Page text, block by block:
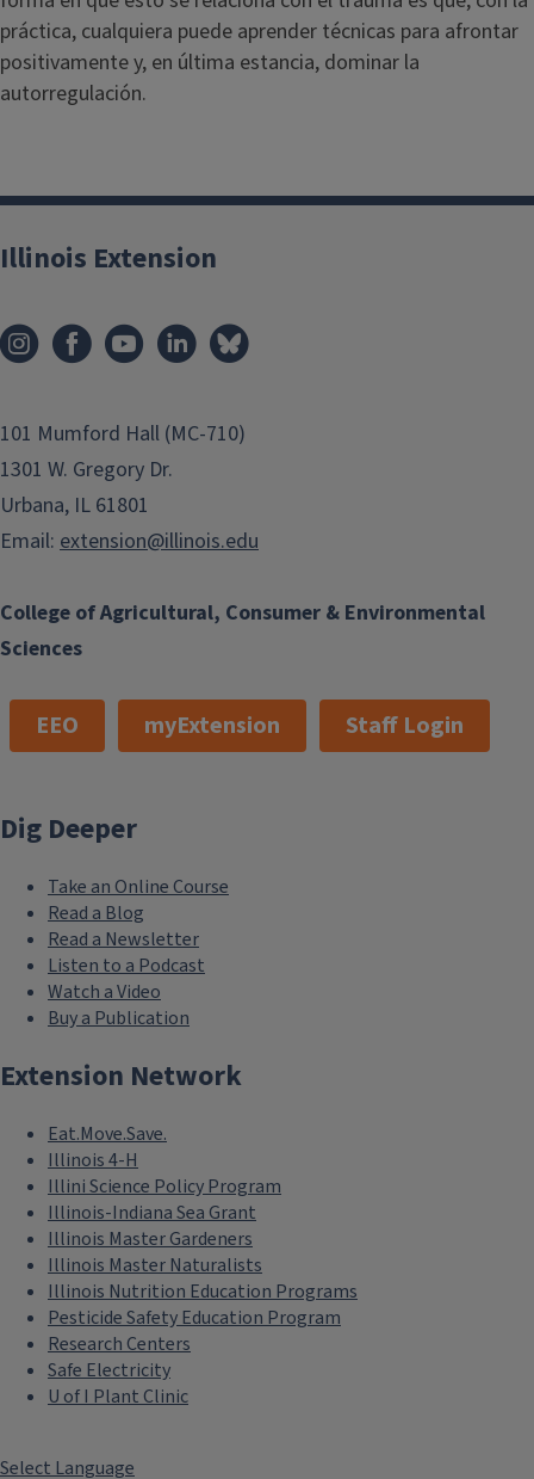
práctica, cualquiera puede aprender técnicas para afrontar
positivamente y, en última estancia, dominar la
autorregulación.
College of Agricultural, Consumer & Environmental
Sciences
Illinois Extension
101 Mumford Hall (MC-710)
1301 W. Gregory Dr.
Urbana, IL 61801
Email: extension@illinois.edu
EEO myExtension Staff Login
Dig Deeper
Take an Online Course
Read a Blog
Read a Newsletter
Listen to a Podcast
Watch a Video
Buy a Publication
Extension Network
Eat.Move.Save.
Illinois 4-H
Illini Science Policy Program
Illinois-Indiana Sea Grant
Illinois Master Gardeners
Illinois Master Naturalists
Illinois Nutrition Education Programs
Pesticide Safety Education Program
Research Centers
Safe Electricity
U of I Plant Clinic
Select Language